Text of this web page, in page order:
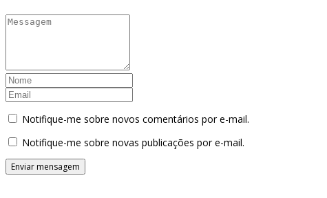
Notifique-me sobre novos comentários por e-mail.
Notifique-me sobre novas publicações por e-mail.